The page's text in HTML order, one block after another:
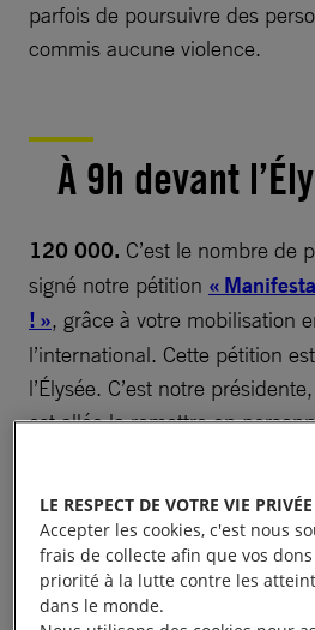
parfois de poursuivre des
commis aucune violence.
À 9h devant
120 000. C’est le nombre de
signé notre pétition «
! », grâce à votre mobilisation
l’international. Cette pétition
l’Élysée. C’est notre
est allée la remettre en
LE RESPECT DE VOTRE VIE
Accepter les cookies, c'est nous
frais de collecte afin que vos
priorité à la lutte contre les
dans le monde.